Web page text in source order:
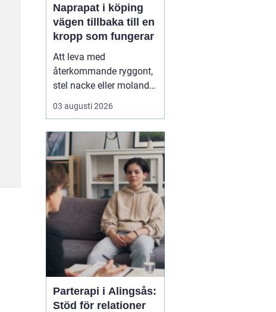
Naprapat i köping
vägen tillbaka till en
kropp som fungerar
Att leva med
återkommande ryggont,
stel nacke eller molande
värk i axlar och höfter
sliter på både ork och
länge innan de söker
hjälp, fast problemen
ofta går att påverka. En
naprapat i Köping kan
hjälpa till att hitta
orsaken bak...
03 augusti 2026
Parterapi i Alingsås:
Stöd för relationer